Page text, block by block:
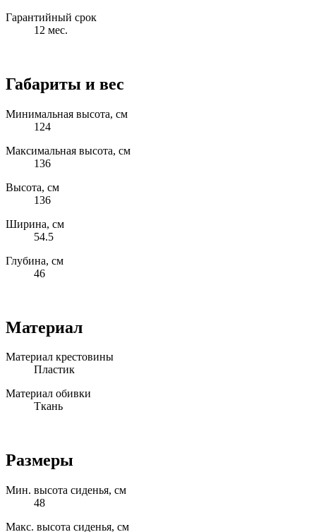
Гарантийный срок
12 мес.
Габариты и вес
Минимальная высота, см
124
Максимальная высота, см
136
Высота, см
136
Ширина, см
54.5
Глубина, см
46
Материал
Материал крестовины
Пластик
Материал обивки
Ткань
Размеры
Мин. высота сиденья, см
48
Макс. высота сиденья, см